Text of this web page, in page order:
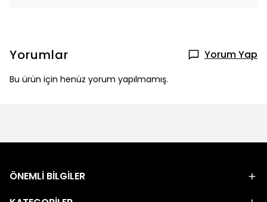
Yorumlar Yorum Yap
Bu ürün için henüz yorum yapılmamış.
ÖNEMLİ BİLGİLER